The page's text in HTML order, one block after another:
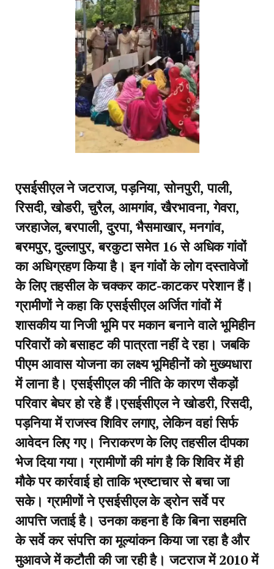
एसईसीएल ने जटराज, पड़निया, सोनपुरी, पाली,
रिसदी, खोडरी, चुरैल, आमगांव, खैरभावना, गेवरा,
जरहाजेल, बरपाली, दुरपा, भैसमाखार, मनगांव,
बरमपुर, दुल्लापुर, बरकुटा समेत 16 से अधिक गांवों
का अधिग्रहण किया है। इन गांवों के लोग दस्तावेजों
के लिए तहसील के चक्कर काट-काटकर परेशान हैं।
ग्रामीणों ने कहा कि एसईसीएल अर्जित गांवों में
शासकीय या निजी भूमि पर मकान बनाने वाले भूमिहीन
परिवारों को बसाहट की पात्रता नहीं दे रहा। जबकि
पीएम आवास योजना का लक्ष्य भूमिहीनों को मुख्यधारा
में लाना है। एसईसीएल की नीति के कारण सैकड़ों
परिवार बेघर हो रहे हैं।एसईसीएल ने खोडरी, रिसदी,
पड़निया में राजस्व शिविर लगाए, लेकिन वहां सिर्फ
आवेदन लिए गए। निराकरण के लिए तहसील दीपका
भेज दिया गया। ग्रामीणों की मांग है कि शिविर में ही
मौके पर कार्रवाई हो ताकि भ्रष्टाचार से बचा जा
सके। ग्रामीणों ने एसईसीएल के ड्रोन सर्वे पर
आपत्ति जताई है। उनका कहना है कि बिना सहमति
के सर्वे कर संपत्ति का मूल्यांकन किया जा रहा है और
मुआवजे में कटौती की जा रही है। जटराज में 2010 में